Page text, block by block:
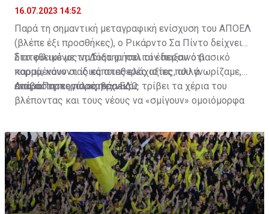
16.07.2023 14:52
Παρά τη σημαντική μεταγραφική ενίσχυση του ΑΠΟΕΛ
(βλέπε έξι προσθήκες), ο Ρικάρντο Σα Πίντο δείχνει
διατεθειμένος να διατηρήσει τον περσινό βασικό
κορμό, κάνοντας κάποιες ελάχιστες, αλλά
απαραίτητες παρεμβάσεις.
Στο φιλικό με τη Δόξα οι παλιοί έδειξαν ότι
παραμένουν οι ίδιες σταθερές αξίες που γνωρίζαμε,
ενώ ο Πορτογάλος τεχνικός τρίβει τα χέρια του
βλέποντας και τους νέους να «σμίγουν» ομοιόμορφα
Διαβάστε περισσότεραΕΔΩ.